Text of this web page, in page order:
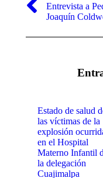
Publicación
anterior:
Entrevista a
Joaquín
Estado de salud
las víctimas de la
explosión
en el Hospital
Materno Infantil
la delegación
Cuajimalpa